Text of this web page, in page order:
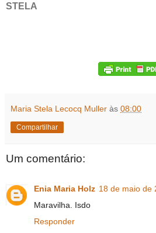
STELA
Maria Stela Lecocq Muller às 08:00
Compartilhar
Um comentário:
Enia Maria Holz 18 de maio de
Maravilha. Isdo
Responder